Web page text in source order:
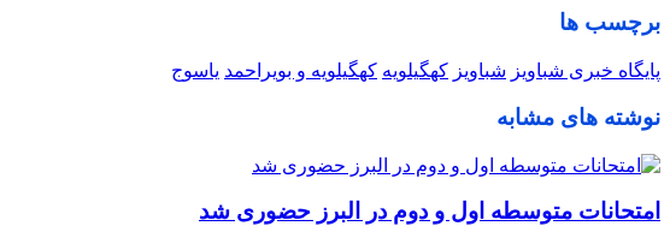
برچسب ها
پایگاه خبری شباویز شباویز کهگیلویه کهگیلویه و بویراحمد یاسوج
نوشته های مشابه
امتحانات متوسطه اول و دوم در البرز حضوری شد